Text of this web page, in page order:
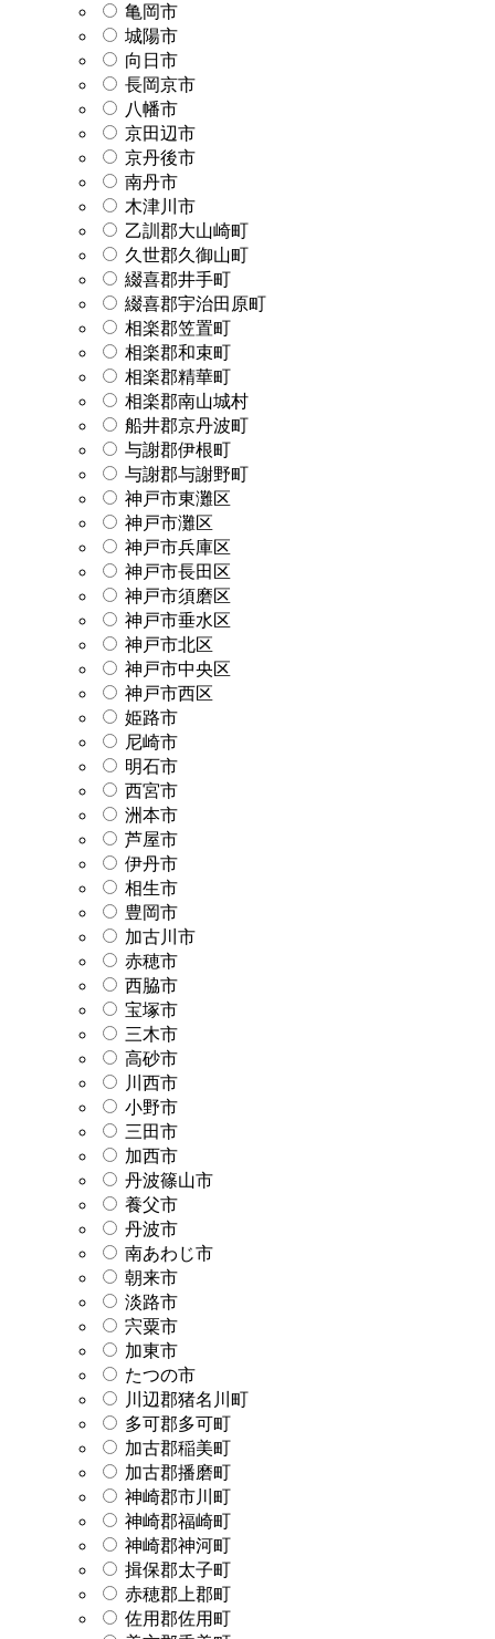
亀岡市
城陽市
向日市
長岡京市
八幡市
京田辺市
京丹後市
南丹市
木津川市
乙訓郡大山崎町
久世郡久御山町
綴喜郡井手町
綴喜郡宇治田原町
相楽郡笠置町
相楽郡和束町
相楽郡精華町
相楽郡南山城村
船井郡京丹波町
与謝郡伊根町
与謝郡与謝野町
神戸市東灘区
神戸市灘区
神戸市兵庫区
神戸市長田区
神戸市須磨区
神戸市垂水区
神戸市北区
神戸市中央区
神戸市西区
姫路市
尼崎市
明石市
西宮市
洲本市
芦屋市
伊丹市
相生市
豊岡市
加古川市
赤穂市
西脇市
宝塚市
三木市
高砂市
川西市
小野市
三田市
加西市
丹波篠山市
養父市
丹波市
南あわじ市
朝来市
淡路市
宍粟市
加東市
たつの市
川辺郡猪名川町
多可郡多可町
加古郡稲美町
加古郡播磨町
神崎郡市川町
神崎郡福崎町
神崎郡神河町
揖保郡太子町
赤穂郡上郡町
佐用郡佐用町